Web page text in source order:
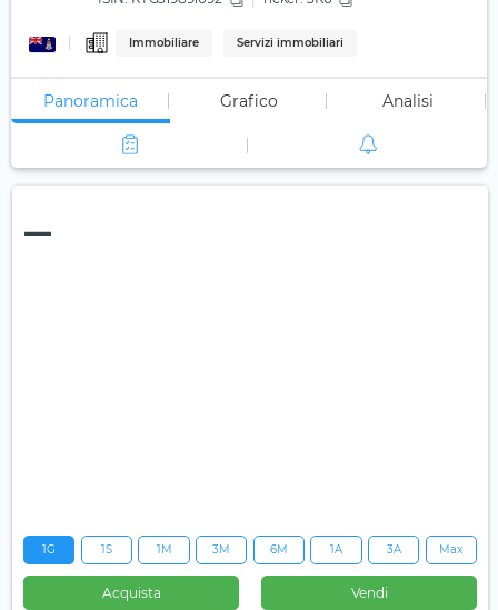
Immobiliare Servizi immobiliari
Panoramica Grafico Analisi
—
1G 1S 1M 3M 6M 1A 3A Max
Acquista Vendi